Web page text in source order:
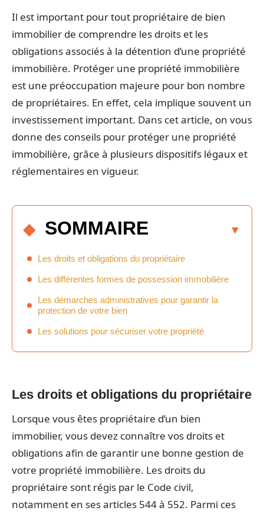
Il est important pour tout propriétaire de bien
immobilier de comprendre les droits et les
obligations associés à la détention d’une propriété
immobilière. Protéger une propriété immobilière
est une préoccupation majeure pour bon nombre
de propriétaires. En effet, cela implique souvent un
investissement important. Dans cet article, on vous
donne des conseils pour protéger une propriété
immobilière, grâce à plusieurs dispositifs légaux et
réglementaires en vigueur.
SOMMAIRE
Les droits et obligations du propriétaire
Les différentes formes de possession immobilière
Les démarches administratives pour garantir la
protection de votre bien
Les solutions pour sécuriser votre propriété
Les droits et obligations du propriétaire
Lorsque vous êtes propriétaire d’un bien
immobilier, vous devez connaître vos droits et
obligations afin de garantir une bonne gestion de
votre propriété immobilière. Les droits du
propriétaire sont régis par le Code civil,
notamment en ses articles 544 à 552. Parmi ces